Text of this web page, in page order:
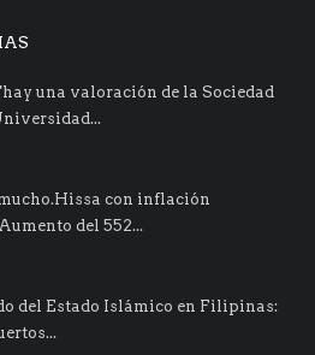
una valoración de la Sociedad
con inflación
del 552...
del Estado Islámico en Filipinas: